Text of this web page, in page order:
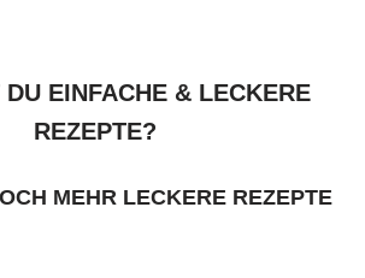
DU EINFACHE & LECKERE
REZEPTE?
MEHR LECKERE REZEPTE